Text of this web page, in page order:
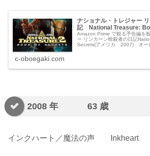
ナショナル・トレジャー
記 National Treasure:
Amazon Prime で観る予告編を
ー リンカーン暗殺者の日記
Secrets(アメリカ 2007) オー
c-oboegaki.com
2008 年 63 歳
インクハート／魔法の声 Inkheart